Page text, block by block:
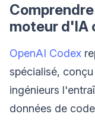
moteur d'IA
OpenAI Codex
spécialisé,
ingénieurs
données de